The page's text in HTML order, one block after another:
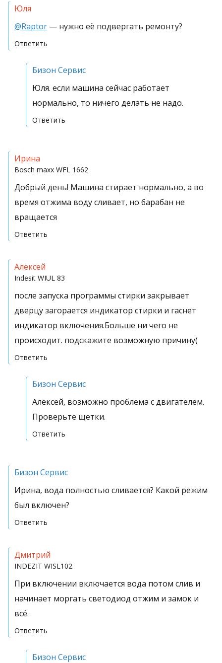
Юля
@Raptor — нужно её подвергать ремонту?
Ответить
Бизон Сервис
Юля. если машина сейчас работает
нормально, то ничего делать не надо.
Ответить
Ирина
Bosch maxx WFL 1662
Добрый день! Машина стирает нормально, а во
время отжима воду сливает, но барабан не
вращается
Ответить
Алексей
Indesit WIUL 83
после запуска программы стирки закрывает
дверцу загорается индикатор стирки и гаснет
индикатор включения.Больше ни чего не
происходит. подскажите возможную причину(
Ответить
Бизон Сервис
Алексей, возможно проблема с двигателем.
Проверьте щетки.
Ответить
Бизон Сервис
Ирина, вода полностью сливается? Какой режим
был включен?
Ответить
Дмитрий
INDEZIT WISL102
При включении включается вода потом слив и
начинает моргать светодиод отжим и замок и
всё.
Ответить
Бизон Сервис